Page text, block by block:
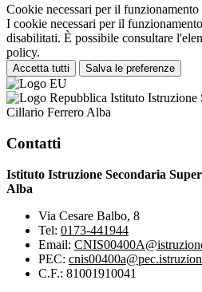
Cookie necessari per il funzionamento
I cookie necessari per il
disabilitati. È possibile consultare
policy.
Accetta tutti Salva le preferenze
Istituto Istruzione
Cillario Ferrero Alba
Contatti
Istituto Istruzione Secondaria
Alba
Via Cesare Balbo, 8
Tel: 0173-441944
Email:
PEC:
C.F.: 81001910041